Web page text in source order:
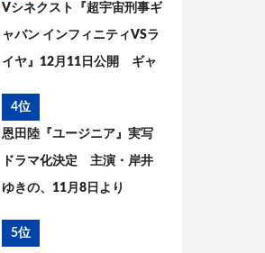
Vシネクスト『超宇宙刑事ギ
ャバン インフィニティVSラ
イヤ』12月11日公開 ギャ
4位
恩田陸『ユージニア』実写
ドラマ化決定 主演・岸井
ゆきの、11月8日より
5位